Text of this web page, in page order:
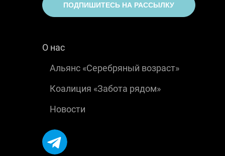
ПОДПИШИТЕСЬ НА РАССЫЛКУ
О нас
Альянс «Серебряный возраст»
Коалиция «Забота рядом»
Новости